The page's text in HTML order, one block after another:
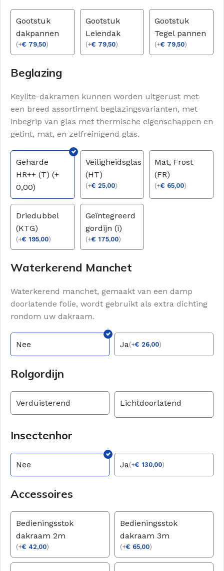
Gootstuk
dakpannen
(+€ 79,50)
Gootstuk
Leiendak
(+€ 79,50)
Gootstuk
Tegel pannen
(+€ 79,50)
Beglazing
Keylite-dakramen kunnen worden uitgerust met
een breed assortiment beglazingsvarianten, met
inbegrip van glas met thermische eigenschappen en
getint, mat, en zelfreinigend glas.
Geharde
HR++ (T) (+
0,00)
Veiligheidsglas
(HT)
(+€ 25,00)
Mat, Frost
(FR)
(+€ 65,00)
Driedubbel
(KTG)
(+€ 195,00)
Geïntegreerd
gordijn (i)
(+€ 175,00)
Waterkerend Manchet
Waterkerend manchet, gemaakt van een damp
doorlatende folie, wordt gebruikt als extra dichting
rondom uw dakraam.
Nee Ja(+€ 26,00)
Rolgordijn
Verduisterend Lichtdoorlatend
Insectenhor
Nee Ja(+€ 130,00)
Accessoires
Bedieningsstok
dakraam 2m
(+€ 42,00)
Bedieningsstok
dakraam 3m
(+€ 65,00)